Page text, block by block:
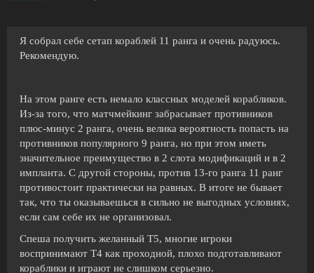
Я собрал себе сетап кораблей 11 ранга и очень радуюсь.
Рекомендую.
На этом ранге есть немало классных моделей корабликов.
Из-за того, что матчмейкинг забрасывает противников
плюс-минус 2 ранга, очень велика вероятность попасть на
противников популярного 9 ранга, но при этом иметь
значительное преимущество в 2 слота модификаций и в 2
импланта. С другой стороны, против 13-го ранга 11 ранг
противостоит практически на равных. В итоге не бывает
так, что ты оказываешься в сильно не выгодных условиях,
если сам себе их не организовал.
Спеша получить желанный Т5, многие игроки
воспринимают Т4 как проходной, плохо подготавливают
кораблики и играют не слишком серьезно.